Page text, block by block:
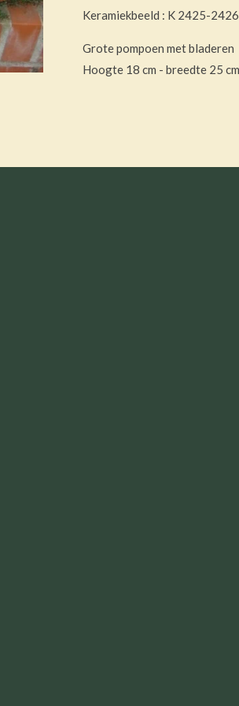
Keramiekbeeld : K 2425-2426
Grote pompoen met bladeren
Hoogte 18 cm - breedte 25 cm